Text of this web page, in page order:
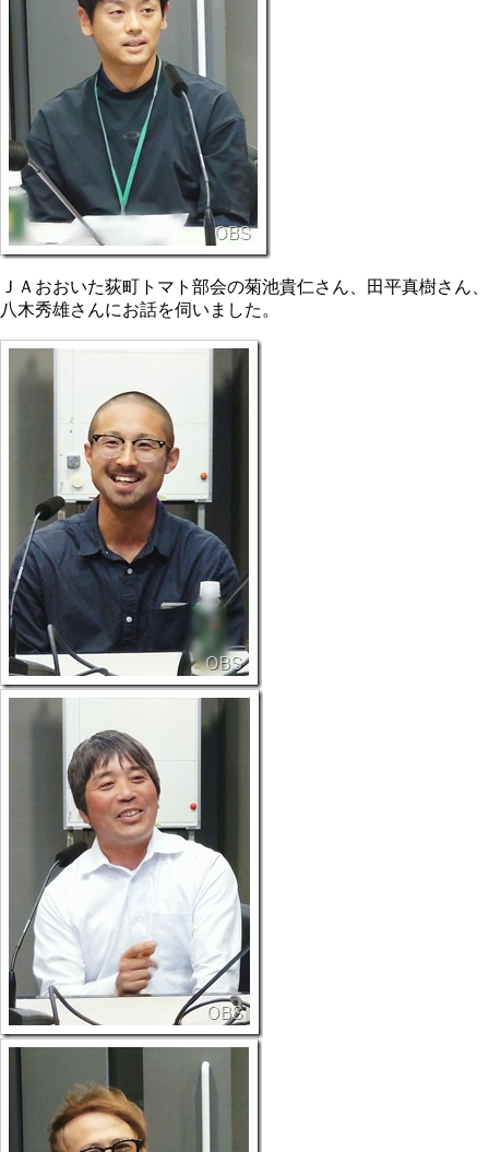
ＪＡおおいた荻町トマト部会の菊池貴仁さん、田平真樹さん、
八木秀雄さんにお話を伺いました。